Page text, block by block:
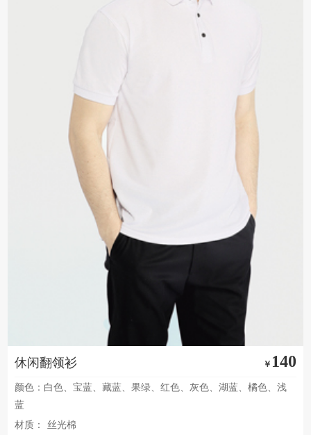
休闲翻领衫 ￥ 140
颜色：白色、宝蓝、藏蓝、果绿、红色、灰色、湖蓝、橘色、浅
蓝
材质：
丝光棉